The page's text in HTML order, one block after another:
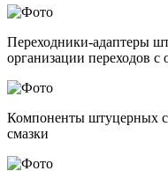
Переходники-адаптеры
организации переходов с
Компоненты штуцерных
смазки